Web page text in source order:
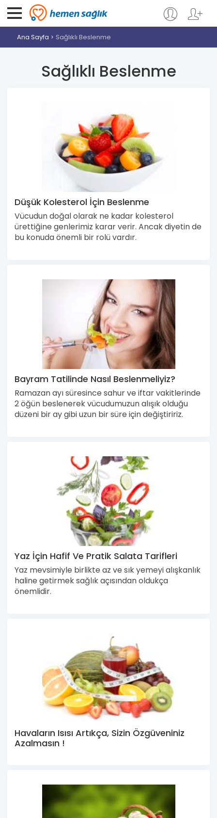
Ana Sayfa Sağlıklı Beslenme
Sağlıklı Beslenme
Düşük Kolesterol İçin Beslenme
Vücudun doğal olarak ne kadar kolesterol
ürettiğine genlerimiz karar verir. Ancak diyetin de
bu konuda önemli bir rolü vardır.
Bayram Tatilinde Nasıl Beslenmeliyiz?
Ramazan ayı süresince sahur ve iftar vakitlerinde
2 öğün beslenerek vücudumuzun alışık olduğu
düzeni bir ay gibi uzun bir süre için değiştiririz.
Yaz İçin Hafif Ve Pratik Salata Tarifleri
Yaz mevsimiyle birlikte az ve sık yemeyi alışkanlık
haline getirmek sağlık açısından oldukça
önemlidir.
Havaların Isısı Artıkça, Sizin Özgüveniniz
Azalmasın !